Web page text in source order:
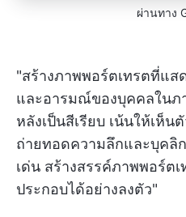
ผ่านทาง
"สร้างภาพพอร์ตเทรตที่แ
และอารมณ์ของบุคคลในภ
หลังเป็นสีเรียบ เน้นให้เห็น
ถ่ายทอดความลึกและบุคลิ
เด่น สร้างสรรค์ภาพพอร์ต
ประกอบได้อย่างลงตัว"